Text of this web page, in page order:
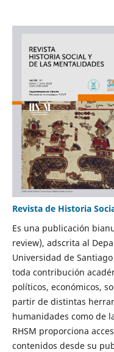
Revista de Historia
Es una publicación
review), adscrita al
Universidad de
toda contribución
políticos, económicos,
partir de distintas
humanidades como de
RHSM proporciona
contenidos desde su